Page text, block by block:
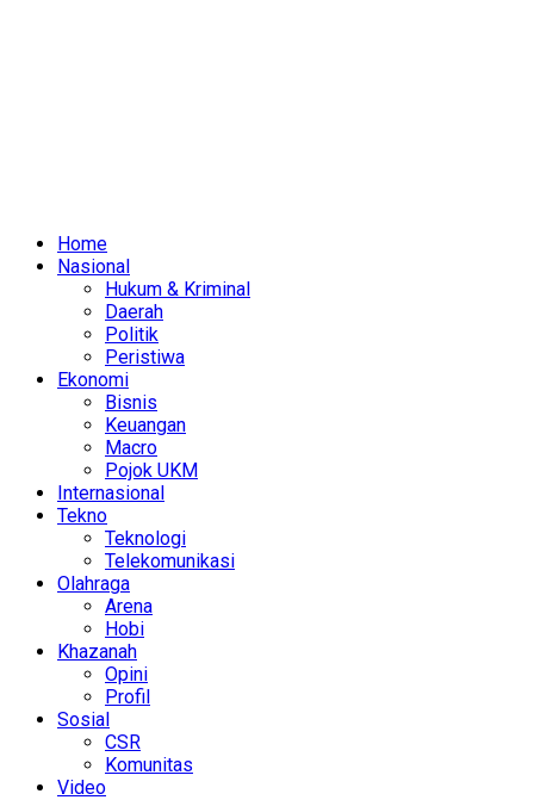
Home
Nasional
Hukum & Kriminal
Daerah
Politik
Peristiwa
Ekonomi
Bisnis
Keuangan
Macro
Pojok UKM
Internasional
Tekno
Teknologi
Telekomunikasi
Olahraga
Arena
Hobi
Khazanah
Opini
Profil
Sosial
CSR
Komunitas
Video